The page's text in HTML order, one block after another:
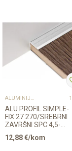
ALUMINIJSKI PROFILI
ALU PROFIL SIMPLE-
FIX 27 270/SREBRNI
ZAVRŠNI SPC 4,5-
12,88€/kom